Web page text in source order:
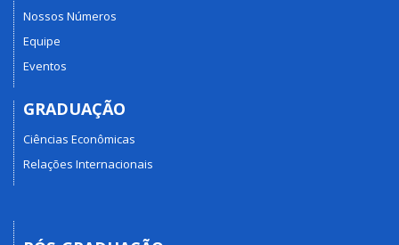
Nossos Números
Equipe
Eventos
GRADUAÇÃO
Ciências Econômicas
Relações Internacionais